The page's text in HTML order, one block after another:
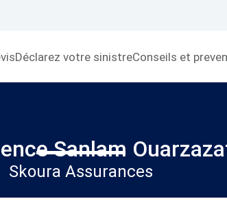
Déclarez votre sinistreConseils et
Sanlam
Skoura Assurances